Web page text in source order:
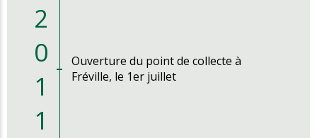
2
0
1
1
Ouverture du point de collecte à
Fréville, le 1er juillet